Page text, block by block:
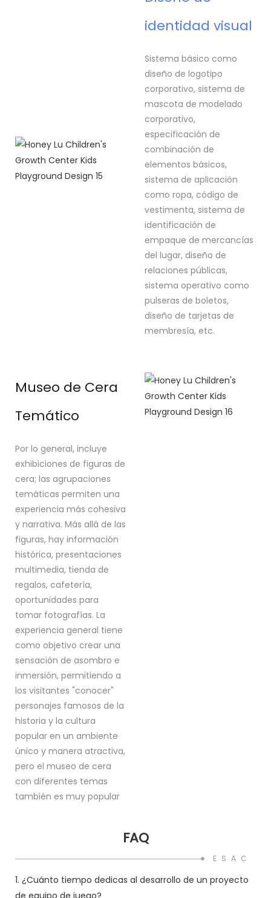
identidad visual
Sistema básico como
diseño de logotipo
corporativo, sistema de
mascota de modelado
corporativo,
especificación de
combinación de
elementos básicos,
sistema de aplicación
como ropa, código de
vestimenta, sistema de
identificación de
empaque de mercancías
del lugar, diseño de
relaciones públicas,
sistema operativo como
pulseras de boletos,
diseño de tarjetas de
membresía, etc.
Museo de Cera
Temático
Por lo general, incluye
exhibiciones de figuras de
cera; las agrupaciones
temáticas permiten una
experiencia más cohesiva
y narrativa. Más allá de las
figuras, hay información
histórica, presentaciones
multimedia, tienda de
regalos, cafetería,
oportunidades para
tomar fotografías. La
experiencia general tiene
como objetivo crear una
sensación de asombro e
inmersión, permitiendo a
los visitantes "conocer"
personajes famosos de la
historia y la cultura
popular en un ambiente
único y manera atractiva,
pero el museo de cera
con diferentes temas
también es muy popular
FAQ
ESAC
1. ¿Cuánto tiempo dedicas al desarrollo de un proyecto
de equipo de juego?